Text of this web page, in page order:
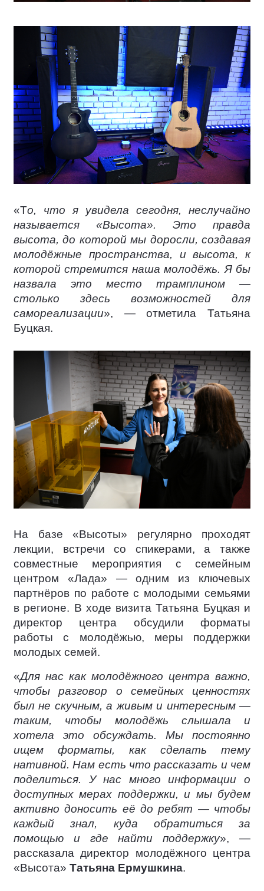
«То, что я увидела сегодня, неслучайно
называется «Высота». Это правда
высота, до которой мы доросли, создавая
молодёжные пространства, и высота, к
которой стремится наша молодёжь. Я бы
назвала это место трамплином —
столько здесь возможностей для
самореализации», — отметила Татьяна
Буцкая.
На базе «Высоты» регулярно проходят
лекции, встречи со спикерами, а также
совместные мероприятия с семейным
центром «Лада» — одним из ключевых
партнёров по работе с молодыми семьями
в регионе. В ходе визита Татьяна Буцкая и
директор центра обсудили форматы
работы с молодёжью, меры поддержки
молодых семей.
«Для нас как молодёжного центра важно,
чтобы разговор о семейных ценностях
был не скучным, а живым и интересным —
таким, чтобы молодёжь слышала и
хотела это обсуждать. Мы постоянно
ищем форматы, как сделать тему
нативной. Нам есть что рассказать и чем
поделиться. У нас много информации о
доступных мерах поддержки, и мы будем
активно доносить её до ребят — чтобы
каждый знал, куда обратиться за
помощью и где найти поддержку», —
рассказала директор молодёжного центра
«Высота» Татьяна Ермушкина.